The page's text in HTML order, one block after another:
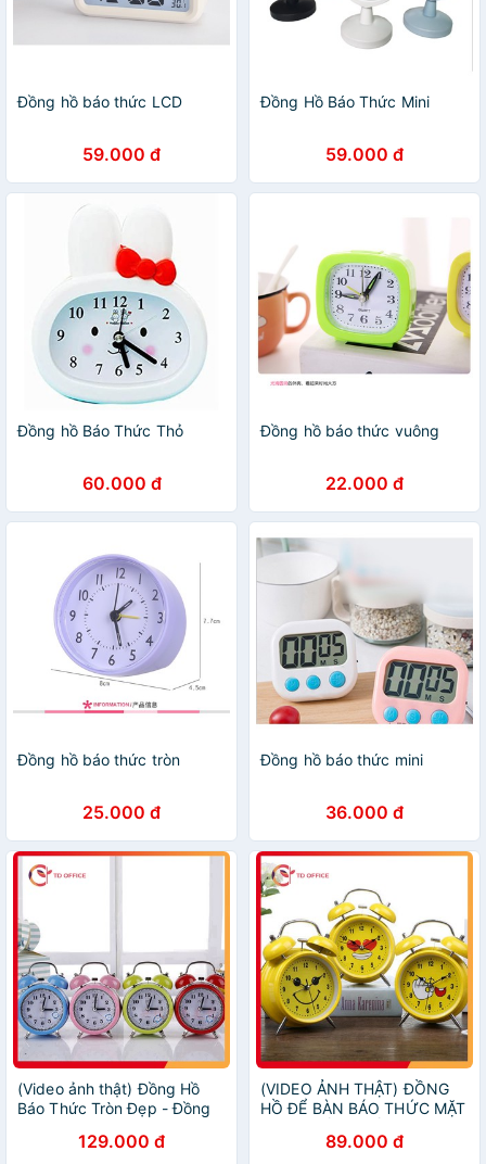
Đồng hồ báo thức LCD
59.000 đ
Đồng Hồ Báo Thức Mini
59.000 đ
Đồng hồ Báo Thức Thỏ
60.000 đ
Đồng hồ báo thức vuông
22.000 đ
Đồng hồ báo thức tròn
25.000 đ
Đồng hồ báo thức mini
36.000 đ
(Video ảnh thật) Đồng Hồ
Báo Thức Tròn Đẹp - Đồng
129.000 đ
(VIDEO ẢNH THẬT) ĐỒNG
HỒ ĐỂ BÀN BÁO THỨC MẶT
89.000 đ